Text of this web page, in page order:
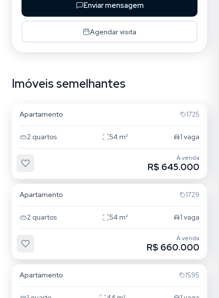
Enviar mensagem
Agendar visita
Imóveis semelhantes
Carvoeira
Apartamento 1725
2 quartos 54 m² 1 vaga
À venda
R$ 645.000
Apartamento 1729
2 quartos 54 m² 1 vaga
À venda
R$ 660.000
Apartamento 1595